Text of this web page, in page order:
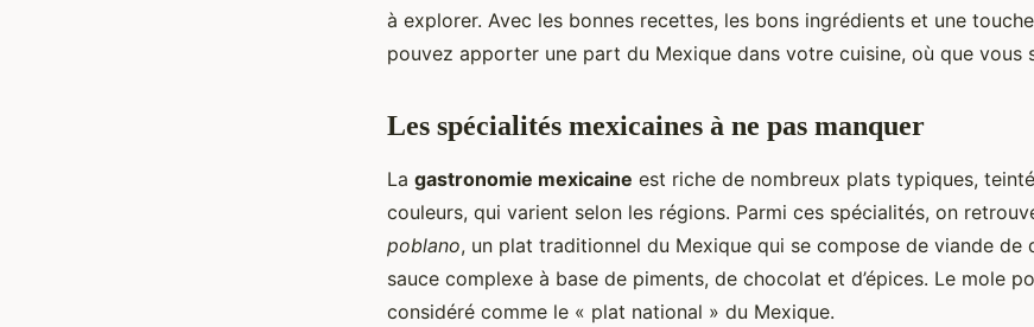
à explorer. Avec les bonnes recettes, les bons ingrédients et une touche
pouvez apporter une part du Mexique dans votre cuisine, où que vous
Les spécialités mexicaines à ne pas manquer
La gastronomie mexicaine est riche de nombreux plats typiques,
couleurs, qui varient selon les régions. Parmi ces spécialités, on
poblano, un plat traditionnel du Mexique qui se compose de viande de
sauce complexe à base de piments, de chocolat et d’épices. Le mole
considéré comme le « plat national » du Mexique.